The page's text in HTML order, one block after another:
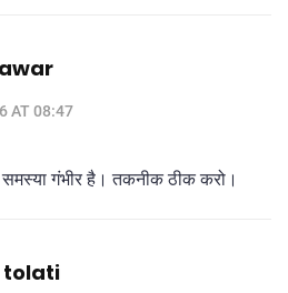
AT 08:47
गंभीर है। तकनीक ठीक करो।
tolati